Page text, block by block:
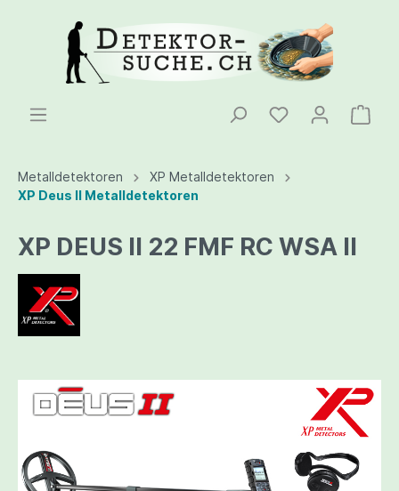
Metalldetektoren
XP Metalldetektoren
XP Deus II Metalldetektoren
XP DEUS II 22 FMF RC WSA II